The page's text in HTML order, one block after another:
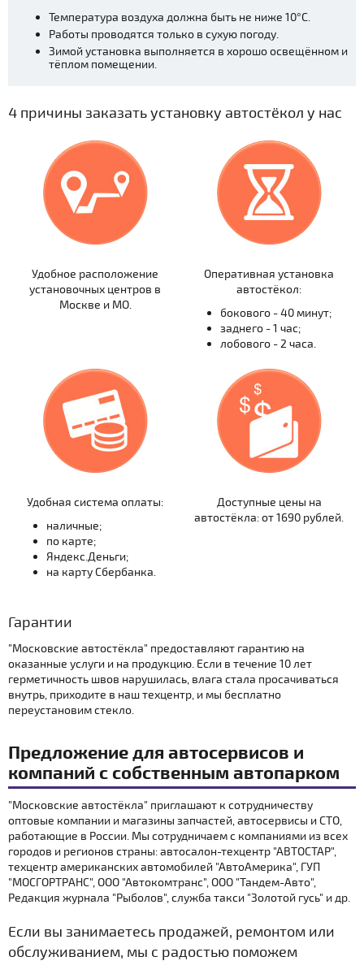
Температура воздуха должна быть не ниже 10°С.
Работы проводятся только в сухую погоду.
Зимой установка выполняется в хорошо освещённом и
тёплом помещении.
4 причины заказать установку автостёкол у нас
Удобное расположение
установочных центров в
Москве и МО.
Оперативная установка
автостёкол:
бокового - 40 минут;
заднего - 1 час;
лобового - 2 часа.
Удобная система оплаты:
наличные;
по карте;
Яндекс.Деньги;
на карту Сбербанка.
Доступные цены на
автостёкла: от 1690 рублей.
Гарантии
"Московские автостёкла" предоставляют гарантию на
оказанные услуги и на продукцию. Если в течение 10 лет
герметичность швов нарушилась, влага стала просачиваться
внутрь, приходите в наш техцентр, и мы бесплатно
переустановим стекло.
Предложение для автосервисов и
компаний с собственным автопарком
"Московские автостёкла" приглашают к сотрудничеству
оптовые компании и магазины запчастей, автосервисы и СТО,
работающие в России. Мы сотрудничаем с компаниями из всех
городов и регионов страны: автосалон-техцентр "АВТОСТАР",
техцентр американских автомобилей "АвтоАмерика", ГУП
"МОСГОРТРАНС", ООО "Автокомтранс", ООО "Тандем-Авто",
Редакция журнала "Рыболов", служба такси "Золотой гусь" и др.
Если вы занимаетесь продажей, ремонтом или
обслуживанием, мы с радостью поможем